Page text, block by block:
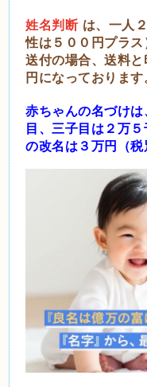
姓名判断 は、一人
性は５００円プラ
送付の場合、送料
円になっております
赤ちゃんの名づけ
目、三子目は２万
の改名は３万円（税